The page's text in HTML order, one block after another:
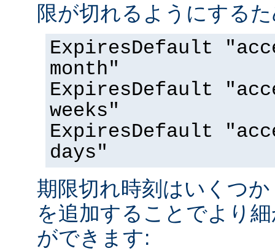
限が切れるようにする
ExpiresDefault
month"
ExpiresDefault
weeks"
ExpiresDefault
days"
期限切れ時刻はいくつ
を追加することでより
ができます: